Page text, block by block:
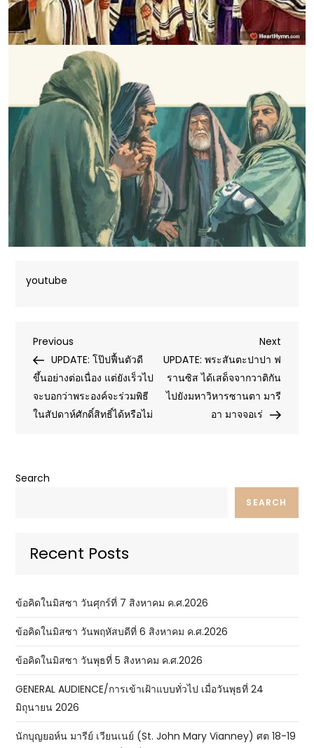
youtube
Post
navigation
Previous
Post
Previous
UPDATE: โป๊ปฟื้นตัวดี
ขึ้นอย่างต่อเนื่อง แต่ยังเร็วไป
จะบอกว่าพระองค์จะร่วมพิธี
ในสัปดาห์ศักดิ์สิทธิ์ได้หรือไม่
Next
Post
Next
UPDATE: พระสันตะปาปา ฟ
รานซิส ได้เสด็จจากวาติกัน
ไปยังมหาวิหารซานตา มารี
อา มาจจอเร่
Search
SEARCH
Recent Posts
ข้อคิดในมิสซา วันศุกร์ที่ 7 สิงหาคม ค.ศ.2026
ข้อคิดในมิสซา วันพฤหัสบดีที่ 6 สิงหาคม ค.ศ.2026
ข้อคิดในมิสซา วันพุธที่ 5 สิงหาคม ค.ศ.2026
GENERAL AUDIENCE/การเข้าเฝ้าแบบทั่วไป เมื่อวันพุธที่ 24
มิถุนายน 2026
นักบุญยอห์น มารีย์ เวียนเนย์ (St. John Mary Vianney) ศต 18-19